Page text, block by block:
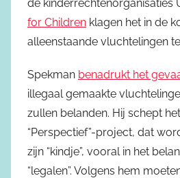
de kinderrechtenorganisaties
for Children klagen het in de
alleenstaande vluchtelingen
Spekman benadrukt het
illegaal gemaakte
zullen belanden. Hij schept
“Perspectief”-project, dat
zijn “kindje”, vooral in het
“legalen”. Volgens hem